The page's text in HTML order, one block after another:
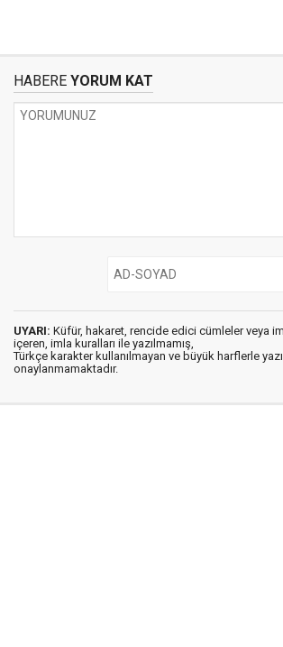
HABERE YORUM KAT
UYARI: Küfür, hakaret, rencide edici cümleler veya
içeren, imla kuralları ile yazılmamış,
Türkçe karakter kullanılmayan ve büyük harflerle
onaylanmamaktadır.